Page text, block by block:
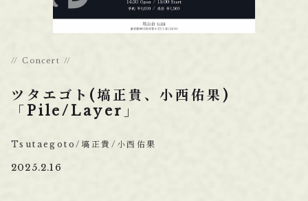
Concert
ツタエゴト(塙正貴、小西佑果)
「Pile/Layer」
Tsutaegoto/塙正貴/小西佑果
2025.2.16